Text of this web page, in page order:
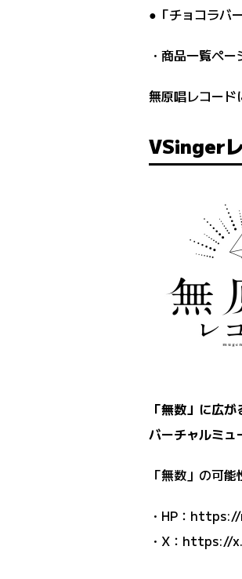
●「チョコラバ
・商品一覧ペー
無原唱レコード
VSinger
「無数」に広が
バーチャルミュ
「無数」の可
・HP： https://
・X： https://